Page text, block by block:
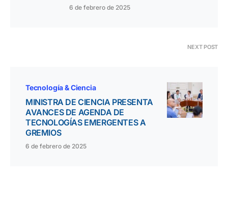
6 de febrero de 2025
NEXT POST
Tecnología & Ciencia
MINISTRA DE CIENCIA PRESENTA
AVANCES DE AGENDA DE
TECNOLOGÍAS EMERGENTES A
GREMIOS
6 de febrero de 2025